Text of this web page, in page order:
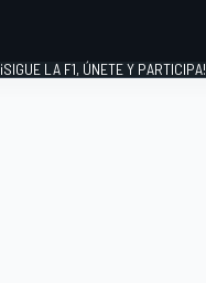
¡SIGUE LA F1, ÚNETE Y PARTICIPA!